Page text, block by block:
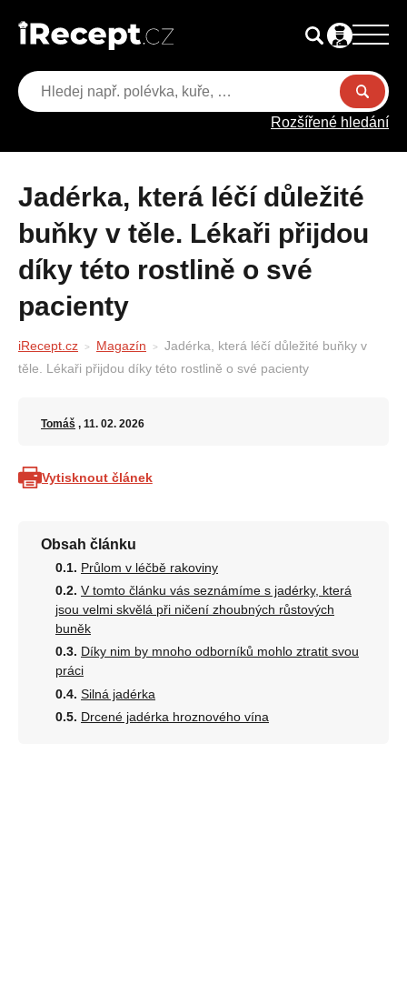
Rozšířené hledání
Jadérka, která léčí důležité
buňky v těle. Lékaři přijdou
díky této rostlině o své
pacienty
iRecept.cz Magazín
Jadérka, která léčí důležité buňky v
těle. Lékaři přijdou díky této rostlině o své pacienty
Tomáš , 11. 02. 2026
Vytisknout článek
Obsah článku
Průlom v léčbě rakoviny
V tomto článku vás seznámíme s jadérky, která
jsou velmi skvělá při ničení zhoubných růstových
buněk
Díky nim by mnoho odborníků mohlo ztratit svou
práci
Silná jadérka
Drcené jadérka hroznového vína